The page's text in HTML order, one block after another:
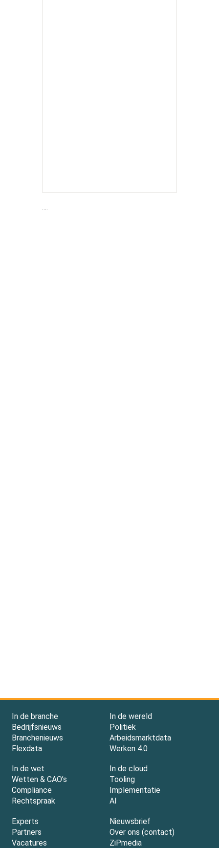
....
In de branche
Bedrijfsnieuws
Branchenieuws
Flexdata
In de wereld
Politiek
Arbeidsmarktdata
Werken 4.0
In de wet
Wetten & CAO’s
Compliance
Rechtspraak
In de cloud
Tooling
Implementatie
AI
Experts
Partners
Vacatures
Nieuwsbrief
Over ons (contact)
ZiPmedia